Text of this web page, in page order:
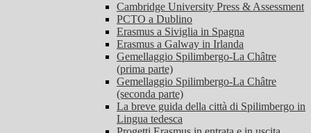
Cambridge University Press & Assessment
PCTO a Dublino
Erasmus a Siviglia in Spagna
Erasmus a Galway in Irlanda
Gemellaggio Spilimbergo-La Châtre
(prima parte)
Gemellaggio Spilimbergo-La Châtre
(seconda parte)
La breve guida della città di Spilimbergo in
Lingua tedesca